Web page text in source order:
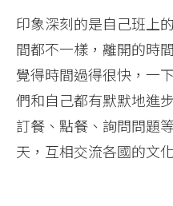
印象深刻的是自己班上
間都不一樣，離開的時
覺得時間過得很快，一
們和自己都有默默地進
訂餐、點餐、詢問問題
天，互相交流各國的文